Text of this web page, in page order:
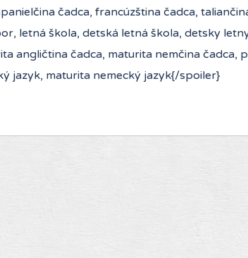
čadca, francúzština čadca,
letná škola, detská letná škola, detsky
angličtina čadca, maturita nemčina čadca,
jazyk, maturita nemecký jazyk{/spoiler}